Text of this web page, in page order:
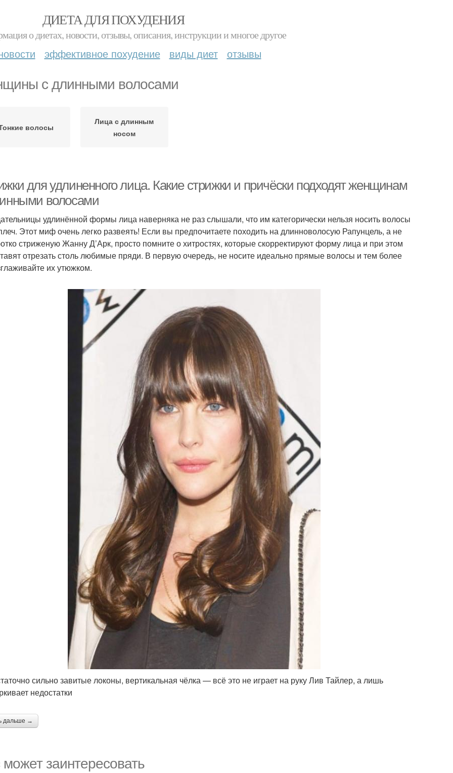
ДИЕТА ДЛЯ ПОХУДЕНИЯ
о диетах, новости, отзывы, описания, инструкции и многое другое
эффективное похудение виды диет отзывы
с длинными волосами
волосы
Лица с длинным
носом
для удлиненного лица. Какие стрижки и причёски подходят женщинам
волосами
удлинённой формы лица наверняка не раз слышали, что им категорически нельзя носить волосы
Этот миф очень легко развеять! Если вы предпочитаете походить на длинноволосую Рапунцель, а не
стриженую Жанну Д’Арк, просто помните о хитростях, которые скорректируют форму лица и при этом
отрезать столь любимые пряди. В первую очередь, не носите идеально прямые волосы и тем более
их утюжком.
сильно завитые локоны, вертикальная чёлка — всё это не играет на руку Лив Тайлер, а лишь
недостатки
дальше →
заинтересовать